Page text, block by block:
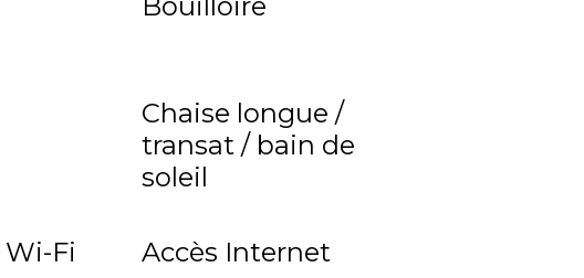
Chaise longue /
transat / bain de
soleil
Fi
Accès Internet